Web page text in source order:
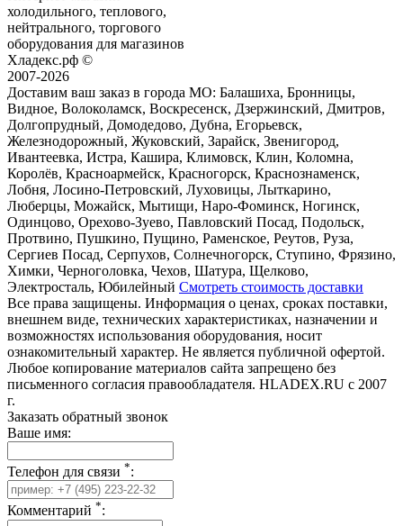
холодильного, теплового,
нейтрального, торгового
оборудования для магазинов
Хладекс.рф ©
2007-2026
Доставим ваш заказ в города МО: Балашиха, Бронницы,
Видное, Волоколамск, Воскресенск, Дзержинский, Дмитров,
Долгопрудный, Домодедово, Дубна, Егорьевск,
Железнодорожный, Жуковский, Зарайск, Звенигород,
Ивантеевка, Истра, Кашира, Климовск, Клин, Коломна,
Королёв, Красноармейск, Красногорск, Краснознаменск,
Лобня, Лосино-Петровский, Луховицы, Лыткарино,
Люберцы, Можайск, Мытищи, Наро-Фоминск, Ногинск,
Одинцово, Орехово-Зуево, Павловский Посад, Подольск,
Протвино, Пушкино, Пущино, Раменское, Реутов, Руза,
Сергиев Посад, Серпухов, Солнечногорск, Ступино, Фрязино,
Химки, Черноголовка, Чехов, Шатура, Щелково,
Электросталь, Юбилейный Смотреть стоимость доставки
Все права защищены. Информация о ценах, сроках поставки,
внешнем виде, технических характеристиках, назначении и
возможностях использования оборудования, носит
ознакомительный характер. Не является публичной офертой.
Любое копирование материалов сайта запрещено без
письменного согласия правообладателя. HLADEX.RU c 2007
г.
Заказать обратный звонок
Ваше имя:
Телефон для связи *:
Комментарий *: